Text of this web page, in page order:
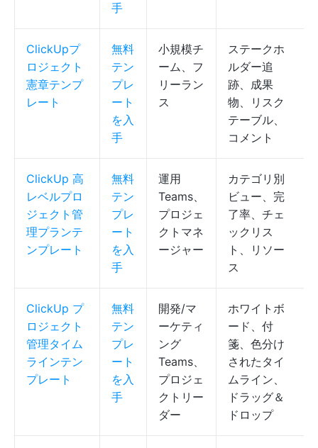
手
ClickUpプ
ロジェクト
憲章テンプ
レート
無料
テン
プレ
ート
を入
手
小規模チ
ーム、フ
リーラン
ス
ステークホ
ルダー追
跡、成果
物、リスク
テーブル、
コメント
ClickUp 高
レベルプロ
ジェクト管
理プランテ
ンプレート
無料
テン
プレ
ート
を入
手
運用
Teams、
プロジェ
クトマネ
ージャー
カテゴリ別
ビュー、完
了率、チェ
ックリス
ト、リソー
ス
ClickUp プ
ロジェクト
管理タイム
ラインテン
プレート
無料
テン
プレ
ート
を入
手
開発/マ
ーケティ
ング
Teams、
プロジェ
クトリー
ダー
ホワイトボ
ード、付
箋、色分け
されたタイ
ムライン、
ドラッグ＆
ドロップ